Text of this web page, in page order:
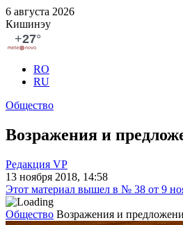
6 августа 2026
Кишинэу
RO
RU
Общество
Возражения и
Редакция VP
13 ноября 2018, 14:58
Этот материал вышел в № 38 от 9
Общество Возражения и